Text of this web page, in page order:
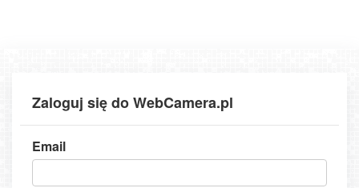
Zaloguj się do WebCamera.pl
Email